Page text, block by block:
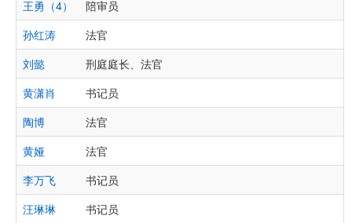
王勇（4）
陪审员
孙红涛
法官
刘懿
刑庭庭长、法官
黄潇肖
书记员
陶博
法官
黄娅
法官
李万飞
书记员
汪琳琳
书记员